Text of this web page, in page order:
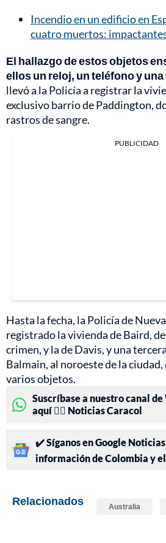
Incendio en un edificio en
cuatro muertos:
El hallazgo de estos objetos
ellos un reloj, un teléfono y
llevó a la Policía a registrar la
exclusivo barrio de Paddington,
rastros de sangre.
PUBLICIDAD
Hasta la fecha, la Policía de
registrado la vivienda de Baird,
crimen, y la de Davis, y una
Balmain, al noroeste de la
varios objetos.
Suscríbase a nuestro canal
aquí 👉🏻 Noticias Caracol
✔️ Síganos en Google
información de Colombia y
Relacionados Australia